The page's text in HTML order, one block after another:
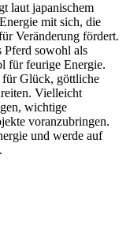
laut japanischem
mit sich, die
Veränderung fördert.
Pferd sowohl als
für feurige Energie.
für Glück, göttliche
Vielleicht
wichtige
voranzubringen.
und werde auf